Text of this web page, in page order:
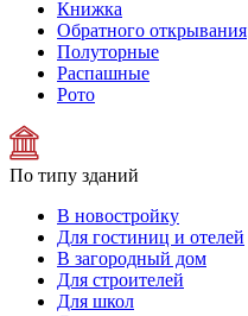
Книжка
Обратного открывания
Полуторные
Распашные
Рото
По типу зданий
В новостройку
Для гостиниц и отелей
В загородный дом
Для строителей
Для школ